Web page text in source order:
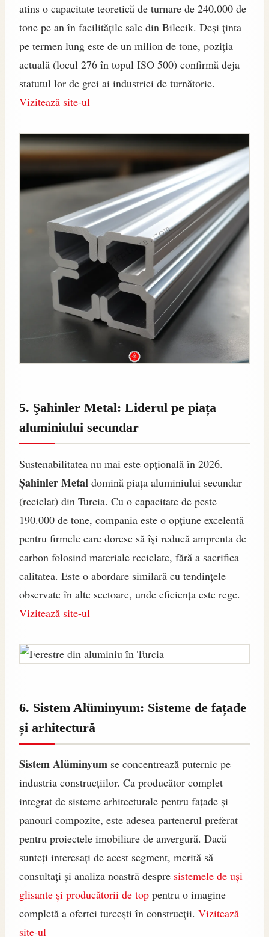
atins o capacitate teoretică de turnare de 240.000 de
tone pe an în facilitățile sale din Bilecik. Deși ținta
pe termen lung este de un milion de tone, poziția
actuală (locul 276 în topul ISO 500) confirmă deja
statutul lor de grei ai industriei de turnătorie.
Vizitează site-ul
5. Şahinler Metal: Liderul pe piața
aluminiului secundar
Sustenabilitatea nu mai este opțională în 2026.
Şahinler Metal domină piața aluminiului secundar
(reciclat) din Turcia. Cu o capacitate de peste
190.000 de tone, compania este o opțiune excelentă
pentru firmele care doresc să își reducă amprenta de
carbon folosind materiale reciclate, fără a sacrifica
calitatea. Este o abordare similară cu tendințele
observate în alte sectoare, unde eficiența este rege.
Vizitează site-ul
6. Sistem Alüminyum: Sisteme de fațade
și arhitectură
Sistem Alüminyum se concentrează puternic pe
industria construcțiilor. Ca producător complet
integrat de sisteme arhitecturale pentru fațade și
panouri compozite, este adesea partenerul preferat
pentru proiectele imobiliare de anvergură. Dacă
sunteți interesați de acest segment, merită să
consultați și analiza noastră despre sistemele de uși
glisante și producătorii de top pentru o imagine
completă a ofertei turcești în construcții. Vizitează
site-ul